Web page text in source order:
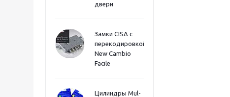
двери
Замки CISA с
перекодировкой
New Cambio
Facile
Цилиндры Mul-